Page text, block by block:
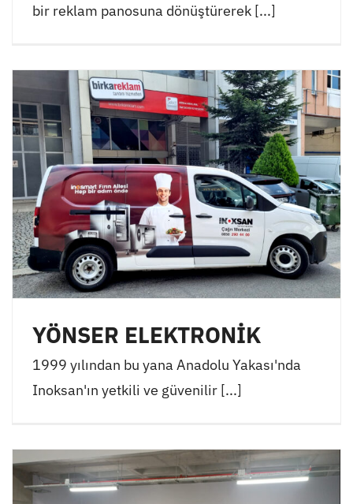
bir reklam panosuna dönüştürerek [...]
YÖNSER ELEKTRONİK
1999 yılından bu yana Anadolu Yakası'nda
Inoksan'ın yetkili ve güvenilir [...]